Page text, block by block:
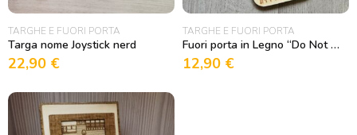
TARGHE E FUORI PORTA
Targa nome Joystick nerd
22,90 €
TARGHE E FUORI PORTA
Fuori porta in Legno “Do Not Disturb, Gaming in Progress”
12,90 €